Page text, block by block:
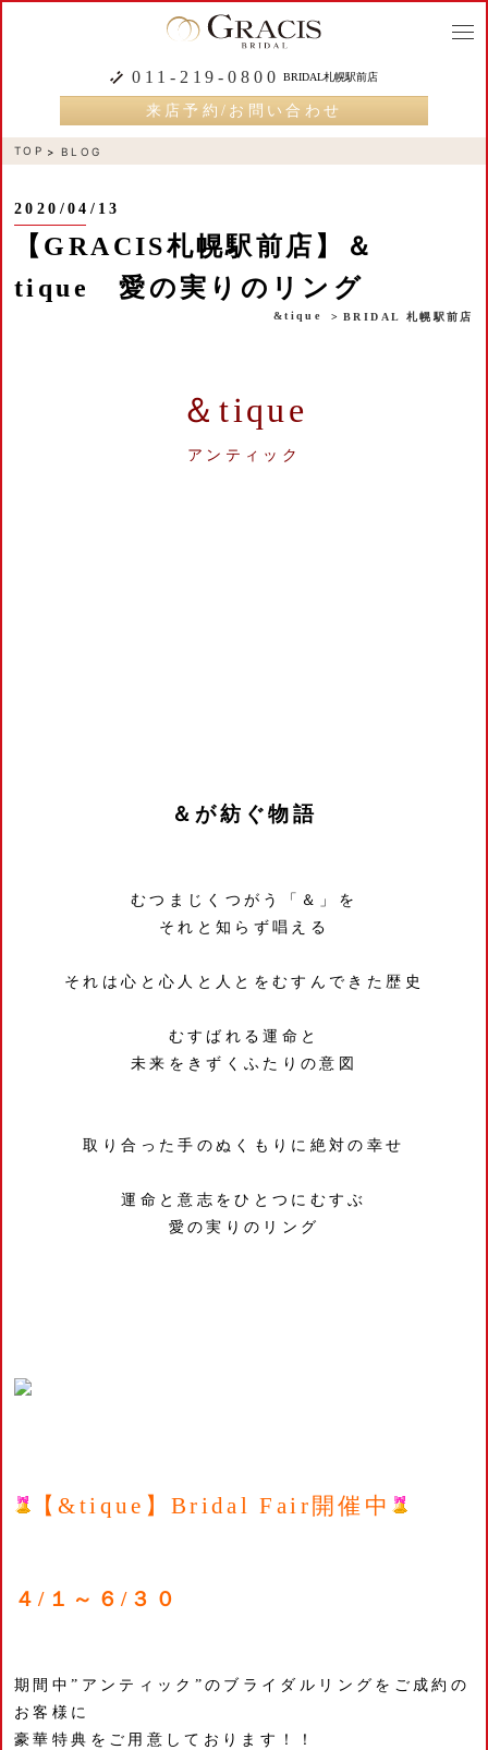
011-219-0800 BRIDAL札幌駅前店
来店予約/お問い合わせ
TOP BLOG
2020/04/13
【GRACIS札幌駅前店】＆
tique 愛の実りのリング
&tique BRIDAL 札幌駅前店
＆tique
アンティック
＆が紡ぐ物語
むつまじくつがう「＆」を
それと知らず唱える
それは心と心人と人とをむすんできた歴史
むすばれる運命と
未来をきずくふたりの意図
取り合った手のぬくもりに絶対の幸せ
運命と意志をひとつにむすぶ
愛の実りのリング
【&tique】Bridal Fair開催中
４/１～６/３０
期間中”アンティック”のブライダルリングをご成約の
お客様に
豪華特典をご用意しております！！